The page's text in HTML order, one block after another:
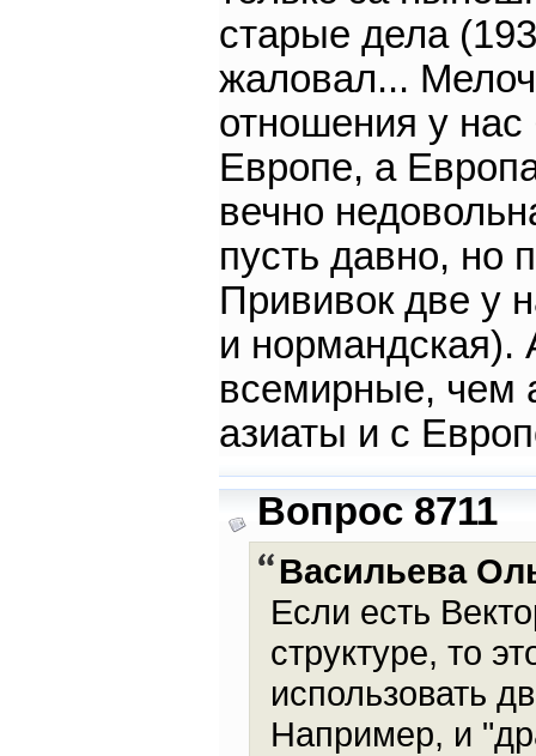
старые дела
жаловал...
отношения у
Европе, а
вечно
пусть давно, но
Прививок две у
и нормандская).
всемирные, чем
азиаты и с
Вопрос 8711
Васильева
Если есть
структуре, то
использовать
Например, и